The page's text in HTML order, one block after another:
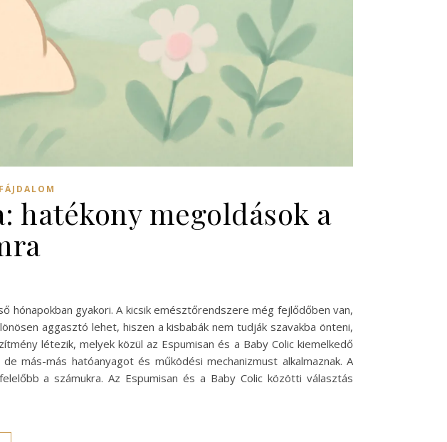
FÁJDALOM
hatékony megoldások a
hónapokban gyakori. A kicsik emésztőrendszere még fejlődőben van,
aggasztó lehet, hiszen a kisbabák nem tudják szavakba önteni,
létezik, melyek közül az Espumisan és a Baby Colic kiemelkedő
más-más hatóanyagot és működési mechanizmust alkalmaznak. A
a számukra. Az Espumisan és a Baby Colic közötti választás